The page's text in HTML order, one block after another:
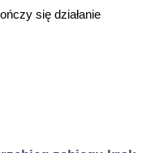
się działanie